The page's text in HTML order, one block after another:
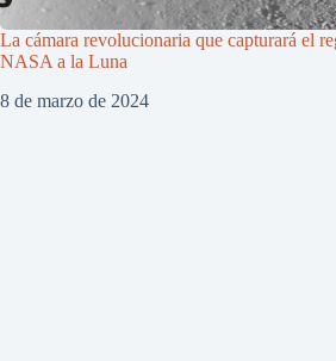
La cámara revolucionaria que capturará el
NASA a la Luna
8 de marzo de 2024